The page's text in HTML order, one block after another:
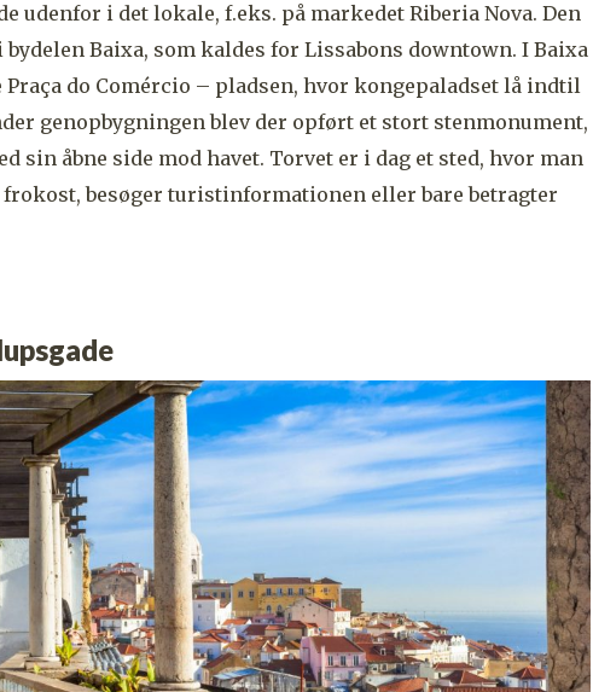
udenfor i det lokale, f.eks. på markedet Riberia Nova. Den
Baixa, som kaldes for Lissabons downtown. I Baixa
Praça do Comércio – pladsen, hvor kongepaladset lå indtil
genopbygningen blev der opført et stort stenmonument,
sin åbne side mod havet. Torvet er i dag et sted, hvor man
besøger turistinformationen eller bare betragter